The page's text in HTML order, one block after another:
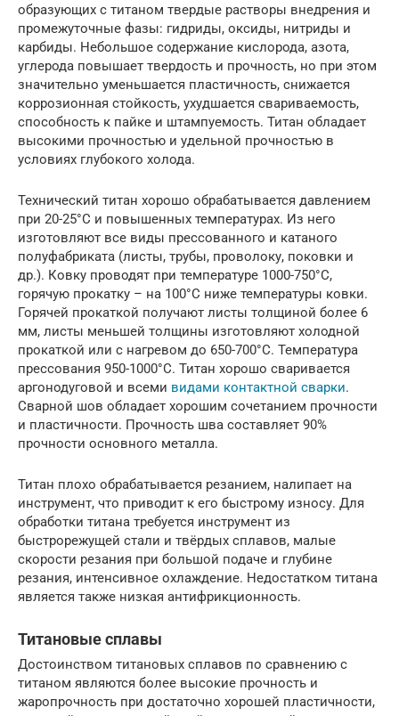
образующих с титаном твердые растворы внедрения и
промежуточные фазы: гидриды, оксиды, нитриды и
карбиды. Небольшое содержание кислорода, азота,
углерода повышает твердость и прочность, но при этом
значительно уменьшается пластичность, снижается
коррозионная стойкость, ухудшается свариваемость,
способность к пайке и штампуемость. Титан обладает
высокими прочностью и удельной прочностью в
условиях глубокого холода.
Технический титан хорошо обрабатывается давлением
при 20-25°С и повышенных температурах. Из него
изготовляют все виды прессованного и катаного
полуфабриката (листы, трубы, проволоку, поковки и
др.). Ковку проводят при температуре 1000-750°С,
горячую прокатку – на 100°С ниже температуры ковки.
Горячей прокаткой получают листы толщиной более 6
мм, листы меньшей толщины изготовляют холодной
прокаткой или с нагревом до 650-700°С. Температура
прессования 950-1000°С. Титан хорошо сваривается
аргонодуговой и всеми видами контактной сварки.
Сварной шов обладает хорошим сочетанием прочности
и пластичности. Прочность шва составляет 90%
прочности основного металла.
Титан плохо обрабатывается резанием, налипает на
инструмент, что приводит к его быстрому износу. Для
обработки титана требуется инструмент из
быстрорежущей стали и твёрдых сплавов, малые
скорости резания при большой подаче и глубине
резания, интенсивное охлаждение. Недостатком титана
является также низкая антифрикционность.
Титановые сплавы
Достоинством титановых сплавов по сравнению с
титаном являются более высокие прочность и
жаропрочность при достаточно хорошей пластичности,